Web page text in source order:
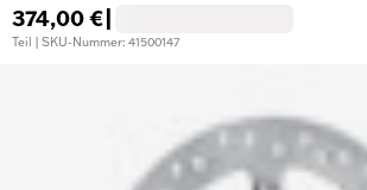
374,00 €
Teil | SKU-Nummer: 41500147